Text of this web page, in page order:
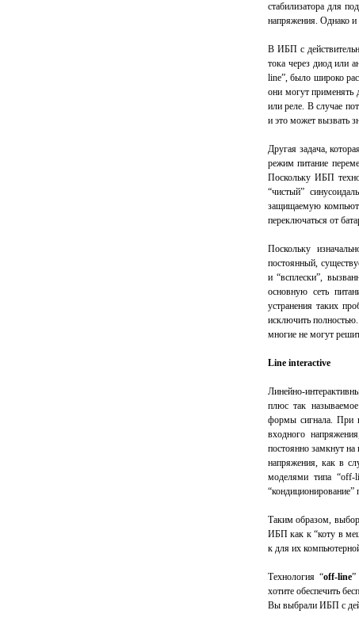
стабилизатора для
напряжения. Однако и
В ИБП с
тока через диод или
line”, было широко
они могут применять
или реле. В случае
и это может вызвать
Другая задача,
режим питание
Поскольку ИБП
“чистый”
защищаемую
переключаться от
Поскольку
постоянный,
и “всплески”,
основную сеть
устранения таких
исключить
многие не могут
Line interactive
Линейно-
плюс так
формы сигнала. При
входного
постоянно замкнут
напряжения, как в
моделями типа “off-
“кондиционирование”
Таким образом,
ИБП как к “коту в
к для их
Технология “off-line”
хотите обеспечить
Вы выбрали ИБП с